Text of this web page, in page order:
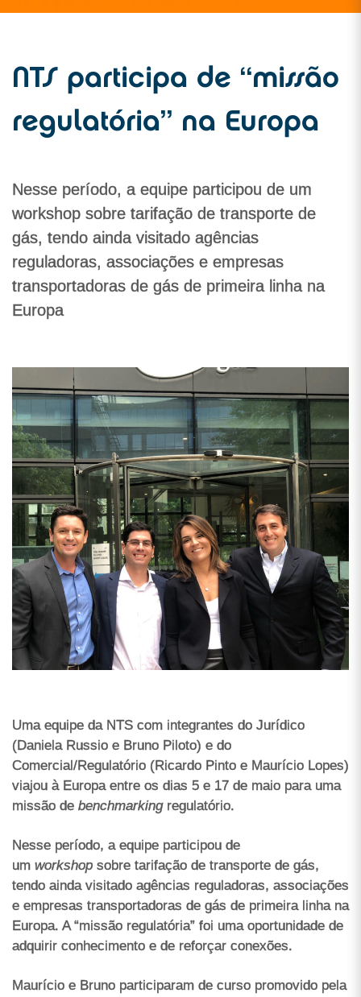
NTS participa de “missão
regulatória” na Europa
Nesse período, a equipe participou de um
workshop sobre tarifação de transporte de
gás, tendo ainda visitado agências
reguladoras, associações e empresas
transportadoras de gás de primeira linha na
Europa
Uma equipe da NTS com integrantes do Jurídico
(Daniela Russio e Bruno Piloto) e do
Comercial/Regulatório (Ricardo Pinto e Maurício Lopes)
viajou à Europa entre os dias 5 e 17 de maio para uma
missão de benchmarkingregulatório.
Nesse período, a equipe participou de
um workshop sobre tarifação de transporte de gás,
tendo ainda visitado agências reguladoras, associações
e empresas transportadoras de gás de primeira linha na
Europa. A “missão regulatória” foi uma oportunidade de
adquirir conhecimento e de reforçar conexões.
Maurício e Bruno participaram de curso promovido pela